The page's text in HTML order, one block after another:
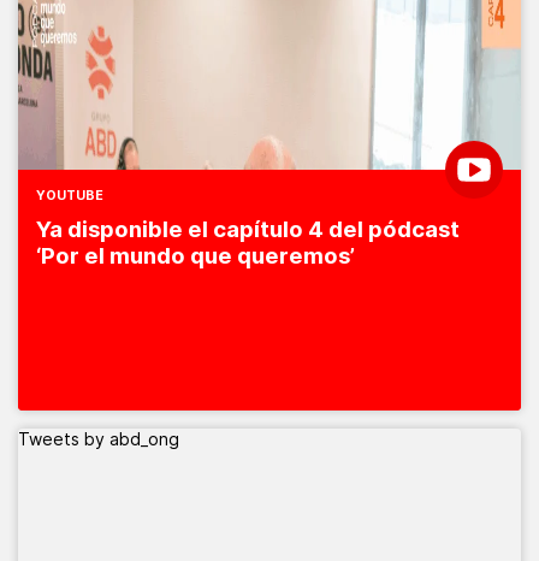
YOUTUBE
Ya disponible el capítulo 4 del pódcast
‘Por el mundo que queremos’
Tweets by abd_ong